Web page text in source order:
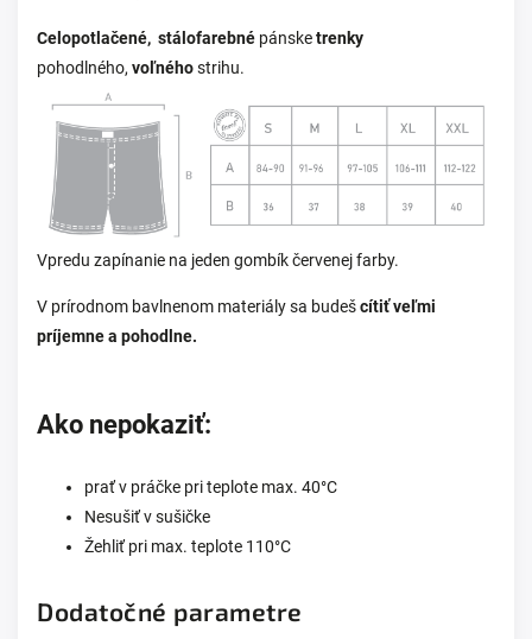
Celopotlačené, stálofarebné pánsketrenky
pohodlného, voľnéhostrihu.
Vpredu zapínanie na jeden gombík červenej farby.
V prírodnom bavlnenom materiály sa budešcítiť veľmi
príjemne a pohodlne.
Ako nepokaziť:
prať v práčke pri teplote max. 40°C
Nesušiť v sušičke
Žehliť pri max. teplote 110°C
Dodatočné parametre